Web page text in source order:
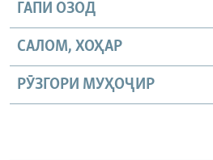
ГАПИ ОЗОД
САЛОМ, ХОҲАР
РӮЗГОРИ МУҲОҶИР